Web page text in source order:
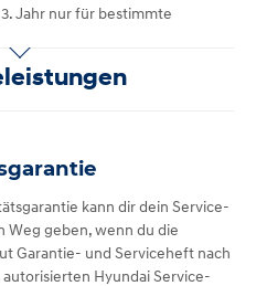
Jahr nur für bestimmte
kann dir dein Service-
Weg geben, wenn du die
Garantie- und Serviceheft nach
Hyundai Service-